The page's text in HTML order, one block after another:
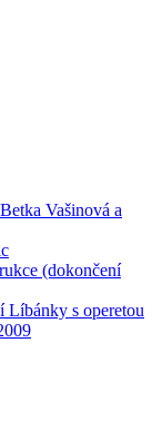
Vašinová a
(dokončení
Líbánky s operetou